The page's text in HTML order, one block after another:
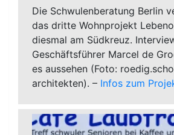
Die Schwulenberatung Berlin
das dritte Wohnprojekt
diesmal am Südkreuz.
Geschäftsführer Marcel de
es aussehen (Foto:
architekten). – Infos zum